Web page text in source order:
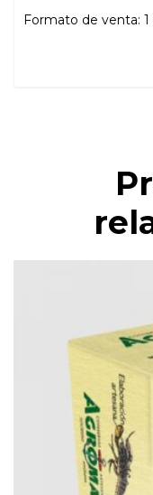
Formato de venta: